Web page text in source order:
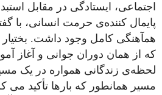
اجتماعی، ایستادگی در مقابل
پایمال کننده‌ی حرمت انسانی، با
همآهنگی کامل وجود داشت. بختیار
که از همان دوران جوانی و آغاز
لحظه‌ی زندگانی همواره در یک
مسیر همانطور که بارها تأکید می